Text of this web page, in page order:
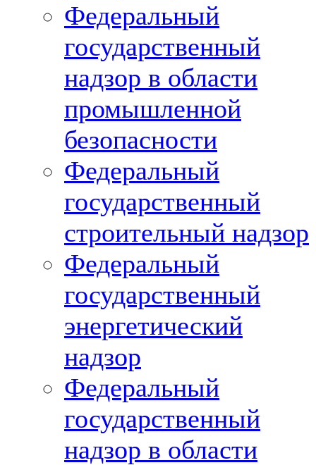
Федеральный
государственный
надзор в области
промышленной
безопасности
Федеральный
государственный
строительный надзор
Федеральный
государственный
энергетический
надзор
Федеральный
государственный
надзор в области